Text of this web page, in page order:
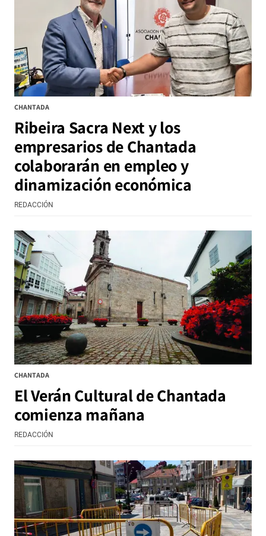
CHANTADA
Ribeira Sacra Next y los
empresarios de Chantada
colaborarán en empleo y
dinamización económica
REDACCIÓN
CHANTADA
El Verán Cultural de Chantada
comienza mañana
REDACCIÓN